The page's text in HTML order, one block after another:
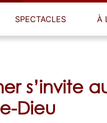
SPECTACLES À
s’invite
Dieu